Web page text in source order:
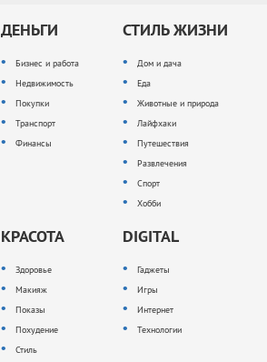
ДЕНЬГИ
Бизнес и работа
Недвижимость
Покупки
Транспорт
Финансы
СТИЛЬ ЖИЗНИ
Дом и дача
Еда
Животные и природа
Лайфхаки
Путешествия
Развлечения
Спорт
Хобби
КРАСОТА
Здоровье
Макияж
Показы
Похудение
Стиль
DIGITAL
Гаджеты
Игры
Интернет
Технологии